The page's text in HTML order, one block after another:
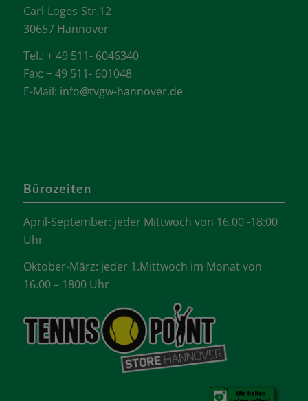
Carl-Loges-Str.12
30657 Hannover
Tel.: + 49 511- 6046340
Fax: + 49 511- 601048
E-Mail: info@tvgw-hannover.de
Bürozeiten
April-September: jeder Mittwoch von 16.00 -18:00
Uhr
Oktober-März: jeder 1.Mittwoch im Monat von
16.00 – 1800 Uhr